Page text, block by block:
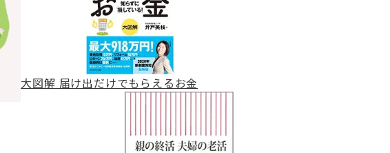
大図解 届け出だけでもらえるお金